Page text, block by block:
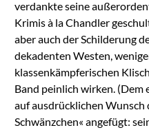
verdankte seine
Krimis à la Chandler
aber auch der Schilderung
dekadenten Westen,
klassenkämpferischen
Band peinlich wirken.
auf ausdrücklichen Wunsch
Schwänzchen« angefügt: